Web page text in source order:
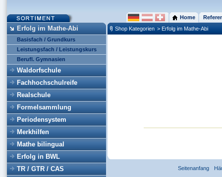
Erfolg im Mathe-Abi
Basisfach / Grundkurs
Leistungsfach / Leistungskurs
Berufl. Gymnasien
Waldorfschule
Fachhochschulreife
Realschule
Formelsammlung
Periodensystem
Merkhilfen
Mathe bilingual
Erfolg in BWL
TR / GTR / CAS
Home
Shop Kategorien > Erfolg im Mathe-Abi
Seitenanfang